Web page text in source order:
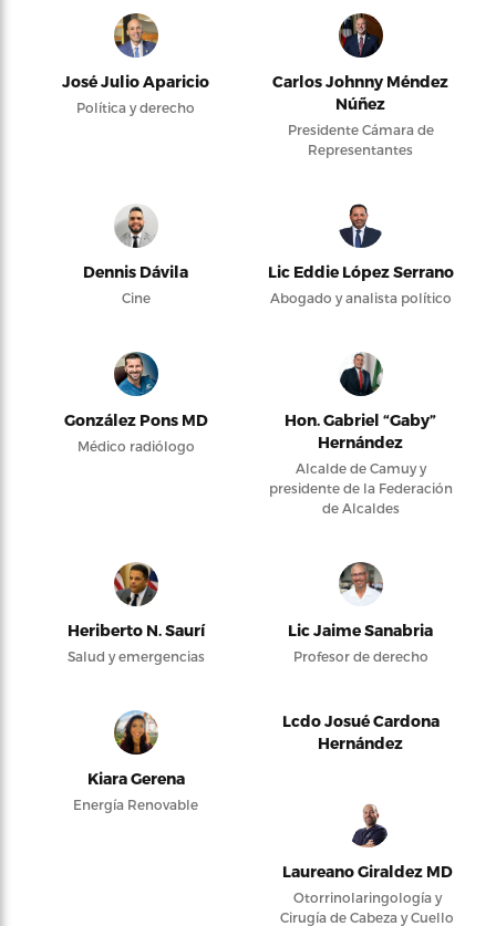
José Julio Aparicio
Política y derecho
Carlos Johnny Méndez
Núñez
Presidente Cámara de
Representantes
Dennis Dávila
Cine
Lic Eddie López Serrano
Abogado y analista político
González Pons MD
Médico radiólogo
Hon. Gabriel “Gaby”
Hernández
Alcalde de Camuy y
presidente de la Federación
de Alcaldes
Heriberto N. Saurí
Salud y emergencias
Lic Jaime Sanabria
Profesor de derecho
Kiara Gerena
Energía Renovable
Lcdo Josué Cardona
Hernández
Laureano Giraldez MD
Otorrinolaringología y
Cirugía de Cabeza y Cuello